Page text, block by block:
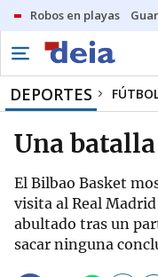
Robos en playas
DEPORTES
Una
El Bilbao Basket
visita al Real
abultado tras un
sacar ninguna